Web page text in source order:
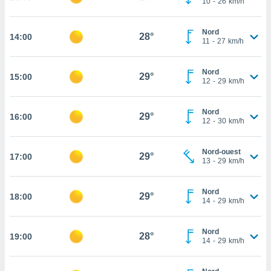
de
votre
le
des
au
14:00 28°
Nord
11 - 27 km/h
15:00 29°
Nord
12 - 29 km/h
16:00 29°
Nord
12 - 30 km/h
17:00 29°
Nord-ouest
13 - 29 km/h
18:00 29°
Nord
14 - 29 km/h
19:00 28°
Nord
14 - 29 km/h